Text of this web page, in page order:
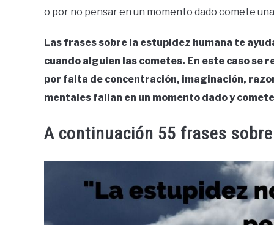
o por no pensar en un momento dado comete
Las frases sobre la estupidez humana te
cuando alguien las cometes. En este caso se
por falta de concentración, imaginación,
mentales fallan en un momento dado y
A continuación 55 frases